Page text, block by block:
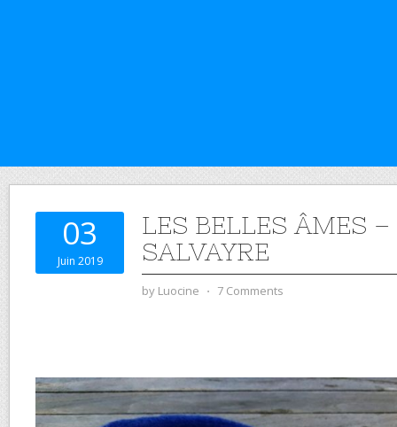
03
Juin 2019
LES BELLES ÂMES –
SALVAYRE
by Luocine ⋅ 7 Comments